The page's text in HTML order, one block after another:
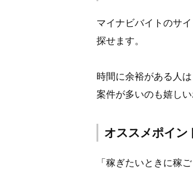
マイナビバイトのサ
探せます。
時間に余裕がある人
案件が多いのも嬉しい
オススメポイン
「稼ぎたいときに稼